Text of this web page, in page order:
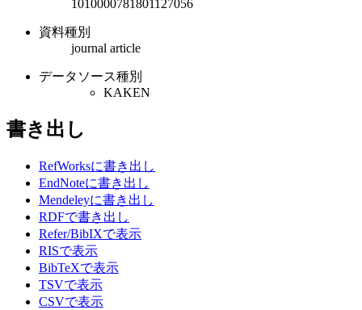
1010000781801127056
資料種別
journal article
データソース種別
KAKEN
書き出し
RefWorksに書き出し
EndNoteに書き出し
Mendeleyに書き出し
RDFで書き出し
Refer/BibIXで表示
RISで表示
BibTeXで表示
TSVで表示
CSVで表示